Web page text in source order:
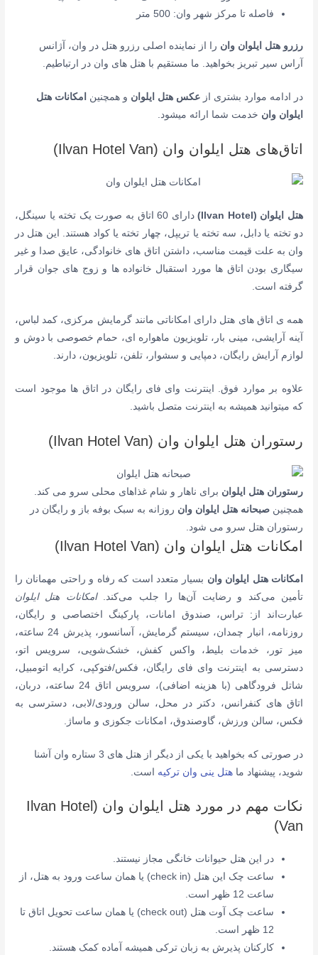
فاصله تا مرکز شهر وان: 500 متر
رزروهتل ایلوان وان را از نماینده اصلی رزرو هتل در وان، آژانس
آراس سیر تبریز بخواهید. ما مستقیم با هتل های وان در ارتباطیم.
در ادامه موارد بشتری ازعکس هتل ایلوان و همچنین امکاناتهتل
ایلوان وان خدمت شما ارائه میشود.
اتاق‌های هتل ایلوان وان (Ilvan Hotel Van)
هتل ایلوان (Ilvan Hotel)
دارای 60 اتاق به صورت یک تخته یا سینگل،
دو تخته یا دابل، سه تخته یا تریپل، چهار تخته یا کواد هستند. این هتل در
وان به علت قیمت مناسب، داشتن اتاق های خانوادگی، عایق صدا و غیر
سیگاری بودن اتاق ها مورد استقبال خانواده ها و زوج های جوان قرار
گرفته است.
همه ی اتاق های هتل دارای ا مکاناتی مانند گرمایش مرکزی، کمد لباس،
آینه آرایشی، مینی بار، تلویزیون ماهواره ای، حمام خصوصی با دوش و
لوازم آرایش رایگان، دمپایی و سشوار ، تلفن، تلویزیون، دارند.
علاوه بر موارد فوق. اینترنت وای فای رایگان در اتاق ها موجود است
که میتوانید همیشه به اینترنت متصل باشید.
رستوران هتل ایلوان وان (Ilvan Hotel Van)
رستوران هتل ایلوان برای ناهار و شام غذاهای محلی سرو می کند.
همچنینصبحانه هتل ایلوان وان روزانه به سبک بوفه باز و رایگان در
رستوران هتل سرو می شود.
امکانات هتل ایلوان وان (Ilvan Hotel Van)
امکانات هتل ایلوان وان بسیار متعدد است که رفاه و راحتی مهمانان را
تأمین می‌کند و رضایت آن‌ها را جلب می‌کند.امکانات هتل ایلوان
عبارت‌اند از: تراس، صندوق امانات، پارکینگ اختصاصی و رایگان،
روزنامه، انبار چمدان، سیستم گرمایش، آسانسور، پذیرش 24 ساعته،
میز تور، خدمات بلیط، واکس کفش، خشک‌شویی، سرویس اتو،
دسترسی به اینترنت وای فای رایگان، فکس/فتوکپی، کرایه اتومبیل،
شاتل فرودگاهی (با هزینه اضافی)، سرویس اتاق 24 ساعته، دربان،
اتاق های کنفرانس، دکتر در محل، سالن ورودی/لابی، دسترسی به
فکس، سالن ورزش، گاوصندوق، امکانات جکوزی و ماساژ.
در صورتی که بخواهید با یکی از دیگر از هتل های 3 ستاره وان آشنا
شوید، پیشنهاد ماهتل ینی وان ترکیه است.
نکات مهم در مورد هتل ایلوان وان (Ilvan Hotel
Van)
در این هتل حیوانات خانگی مجاز نیستند.
ساعت چک این هتل (check in) یا همان ساعت ورود به هتل، از
ساعت 12 ظهر است.
ساعت چک آوت هتل (check out) یا همان ساعت تحویل اتاق تا
12 ظهر است.
کارکنان پذیرش به زبان ترکی همیشه آماده کمک هستند.